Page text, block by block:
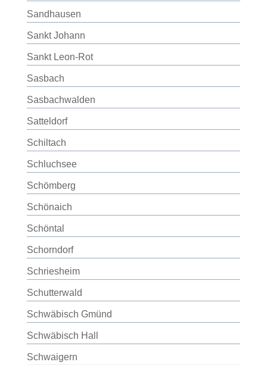
Sandhausen
Sankt Johann
Sankt Leon-Rot
Sasbach
Sasbachwalden
Satteldorf
Schiltach
Schluchsee
Schömberg
Schönaich
Schöntal
Schorndorf
Schriesheim
Schutterwald
Schwäbisch Gmünd
Schwäbisch Hall
Schwaigern